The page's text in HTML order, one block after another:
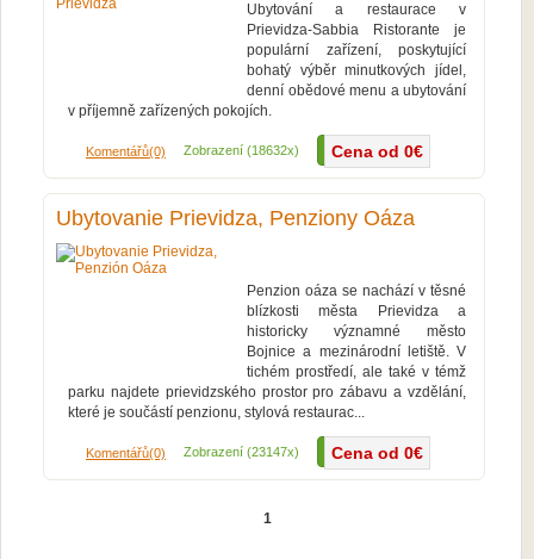
Cena od 0€
Ubytování a restaurace v
Prievidza-Sabbia Ristorante je
populární zařízení, poskytující
bohatý výběr minutkových jídel,
denní obědové menu a ubytování
v příjemně zařízených pokojích.
Komentářů(0) Zobrazení (18632x) Více...
Ubytovanie Prievidza, Penziony Oáza
Cena od 0€
Penzion oáza se nachází v těsné
blízkosti města Prievidza a
historicky významné město
Bojnice a mezinárodní letiště. V
tichém prostředí, ale také v témž
parku najdete prievidzského prostor pro zábavu a vzdělání,
které je součástí penzionu, stylová restaurac...
Komentářů(0) Zobrazení (23147x) Více...
1